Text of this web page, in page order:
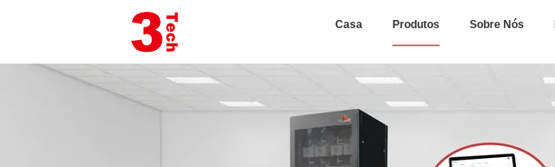
Casa Produtos Sobre Nós